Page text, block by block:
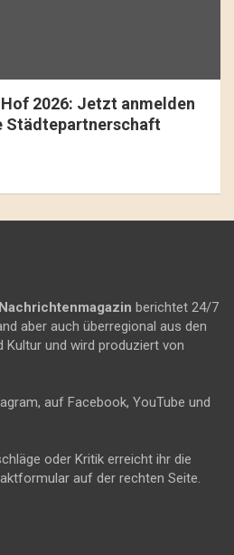
2026: Jetzt anmelden
Städtepartnerschaft
berichtet 24/7
aber auch überregional aus den
Kultur und wird produziert von
auf Facebook, YouTube und
oder Kritik erreicht ihr die
auf der rechten Seite.